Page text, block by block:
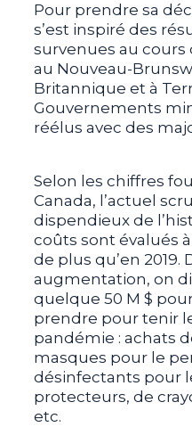
Pour prendre sa
s’est inspiré des
survenues au cours
au Nouveau-
Britannique et à
Gouvernements
réélus avec des
Selon les chiffres
Canada, l’actuel
dispendieux de
coûts sont évalués à
de plus qu’en 2019.
augmentation, on
quelque 50 M $
prendre pour tenir
pandémie : achats
masques pour le
désinfectants pour
protecteurs, de
etc.